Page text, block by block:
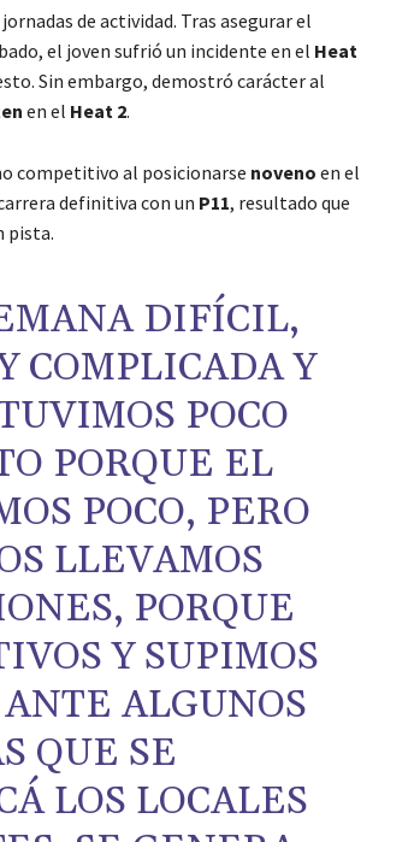
de actividad. Tras asegurar el
el joven sufrió un incidente en el Heat
Sin embargo, demostró carácter al
en el Heat 2.
competitivo al posicionarse noveno en el
definitiva con un P11, resultado que
pista.
DIFÍCIL,
COMPLICADA Y
POCO
PORQUE EL
POCO, PERO
LLEVAMOS
PORQUE
Y SUPIMOS
ALGUNOS
QUE SE
LOS LOCALES